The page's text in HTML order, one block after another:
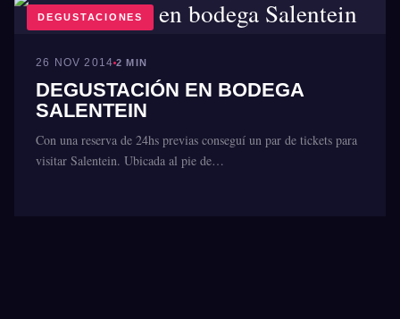
DEGUSTACIONES
26 NOV 2014 2 MIN
DEGUSTACIÓN EN BODEGA
SALENTEIN
Con una reserva de 24hs previas conseguí un par de tickets para
visitar Salentein. Ubicada al pie de…